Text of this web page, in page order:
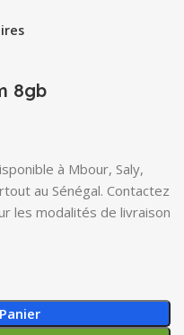
8gb
à Mbour, Saly,
au Sénégal. Contactez
les modalités de livraison